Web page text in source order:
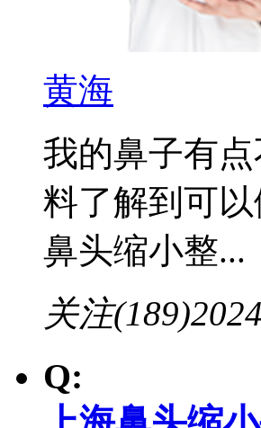
黄海
我的鼻子有
料了解到可
鼻头缩小整...
关注(189)
Q: